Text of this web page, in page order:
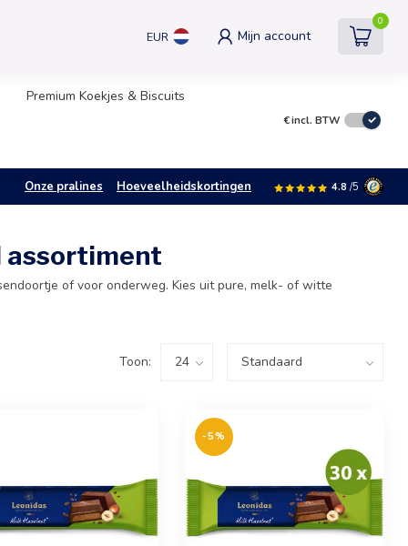
EUR Mijn account
0
Premium Koekjes & Biscuits
€incl. BTW
Onze pralines Hoeveelheidskortingen 4.8 /5
assortiment
of voor onderweg. Kies uit pure, melk- of witte
Toon:
-5%